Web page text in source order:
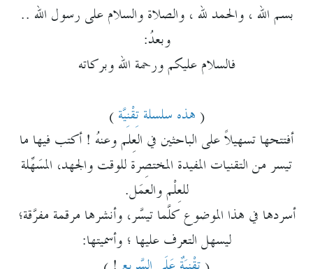
بسم الله ، والحمد لله ، والصلاة والسلام على رسول الله ..
وبعدُ:
فالسلام عليكم ورحمة الله وبركاته
(هذه سلسلة تِقْنِيَّة)
أفتتحها تسهيلاً على الباحثين في العِلم وعنهُ !أكتب فيها ما
تيسر من التقنيات المفيدة المختصِرة للوقت والجهد، المسَهِّلة
للعِلْم والعمَل.
أسردها في هذا الموضوع كلَّما تيسَّر، وأنشرها مرقمة مفرَّقة؛
ليسهل التعرف عليها ؛ وأسميتها: